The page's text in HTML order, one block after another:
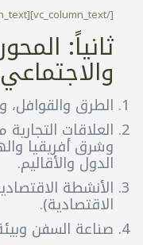
[/vc_column_text][vc_column_text]
ثانياً:
الطرق والقوافل،
العلاقات
وشرق أفريقيا
الدول والأقاليم.
الأنشطة
الاقتصادية).
صناعة السفن